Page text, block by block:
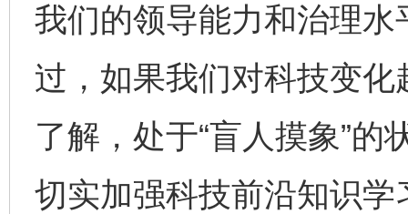
我们的领导能力和治理
过，如果我们对科技变
了解，处于“盲人摸象”
切实加强科技前沿知识